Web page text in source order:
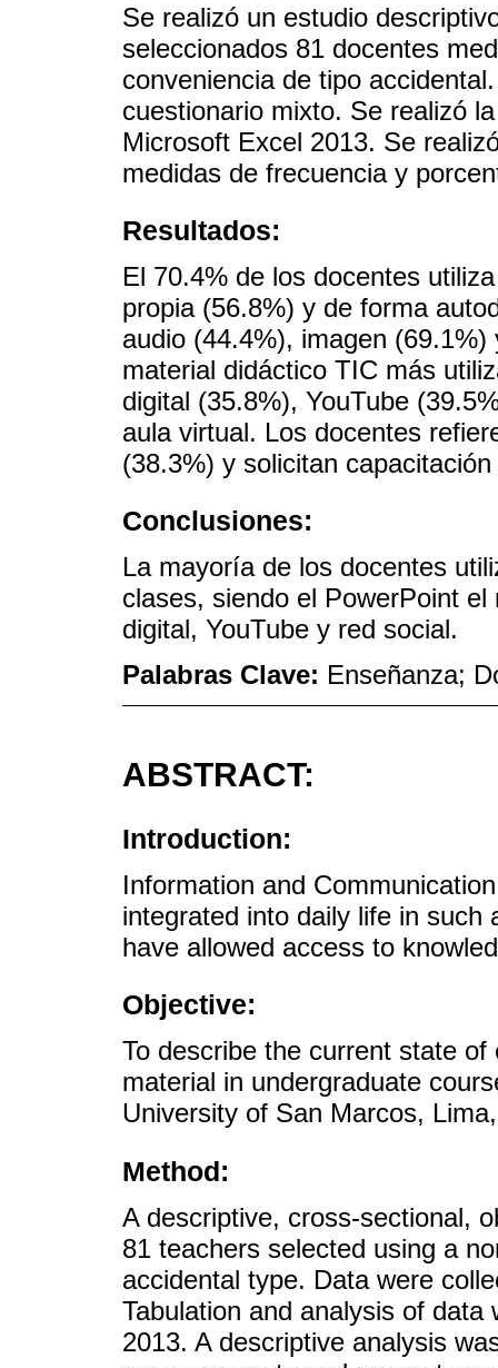
Se realizó un estudio
seleccionados 81 docentes
conveniencia de tipo
cuestionario mixto. Se realizó
Microsoft Excel 2013. Se
medidas de frecuencia y
Resultados:
El 70.4% de los docentes
propia (56.8%) y de forma
audio (44.4%), imagen
material didáctico TIC más
digital (35.8%), YouTube
aula virtual. Los docentes
(38.3%) y solicitan
Conclusiones:
La mayoría de los docentes
clases, siendo el PowerPoint
digital, YouTube y red social.
Palabras Clave: Enseñanza;
ABSTRACT:
Introduction:
Information and
integrated into daily life in
have allowed access to
Objective:
To describe the current state
material in undergraduate
University of San Marcos,
Method:
A descriptive, cross-sectional,
81 teachers selected using a
accidental type. Data were
Tabulation and analysis of
2013. A descriptive analysis